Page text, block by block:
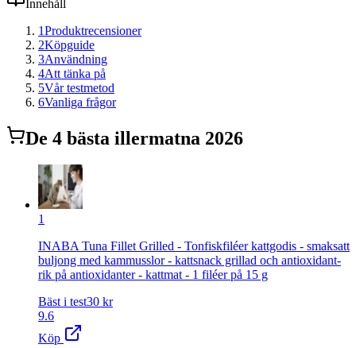
Innehåll
1Produktrecensioner
2Köpguide
3Användning
4Att tänka på
5Vår testmetod
6Vanliga frågor
De 4 bästa illermatna 2026
1
INABA Tuna Fillet Grilled - Tonfiskfiléer kattgodis - smaksatt
buljong med kammusslor - kattsnack grillad och antioxidant-
rik på antioxidanter - kattmat - 1 filéer på 15 g
Bäst i test30 kr
9.6
Köp